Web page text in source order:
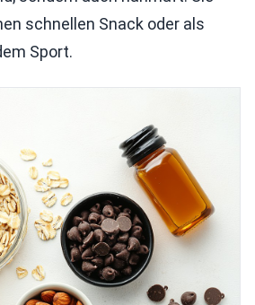
schnellen Snack oder als
Sport.